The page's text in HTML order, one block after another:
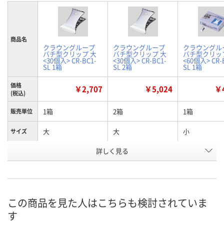
商品名
クラウングループ
バチ型クリップ 大
<30個入> CR-BC1-
SL 1箱
クラウングループ
バチ型クリップ 大
<30個入> CR-BC1-
SL 2箱
クラウングル
バチ型クリッ
<60個入>
SL 1箱
価格
(税込)
￥2,707 ￥5,024
販売単位 1箱 2箱 1箱
サイズ 大 大 小
WW47606 WW47605
詳しく見る
この商品を見た人はこちらも検討されていま
す